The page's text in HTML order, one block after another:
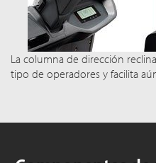
La columna de dirección
tipo de operadores y facilita